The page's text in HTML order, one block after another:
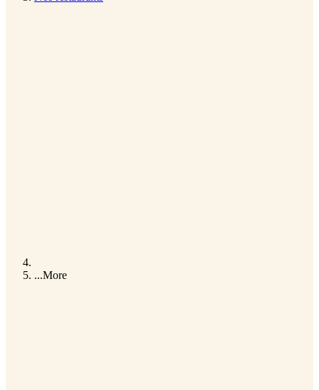
...More